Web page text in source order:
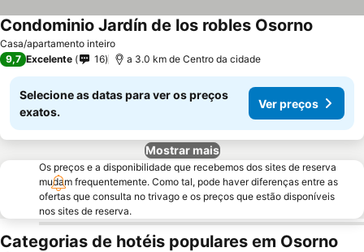
Casa/apartamento inteiro
Condominio Jardín de los robles Osorno
9,7 Excelente 16 a 3.0 km de Centro da cidade
Selecione as datas para ver os preços
exatos.
Ver preços
Mostrar mais
Os preços e a disponibilidade que recebemos dos sites de reserva
mudam frequentemente. Como tal, pode haver diferenças entre as
ofertas que consulta no trivago e os preços que estão disponíveis
nos sites de reserva.
Categorias de hotéis populares em Osorno